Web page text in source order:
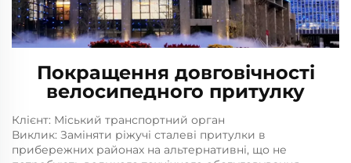
Покращення довговічності
велосипедного притулку
Клієнт: Міський транспортний орган
Виклик: Заміняти ріжучі сталеві притулки в
прибережних районах на альтернативні, що не